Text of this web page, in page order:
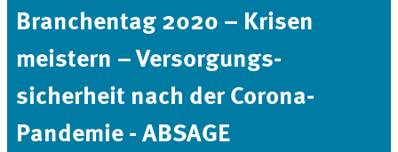
Branchentag 2020 – Krisen
meistern – Versorgungs­
sicherheit nach der Corona-
Pandemie - ABSAGE